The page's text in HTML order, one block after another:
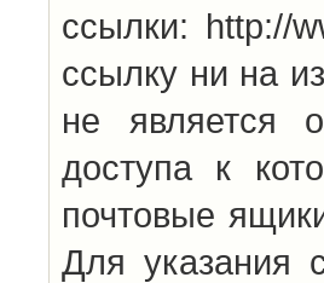
ссылки: http://
ссылку ни на
не является
доступа к
почтовые
Для указания